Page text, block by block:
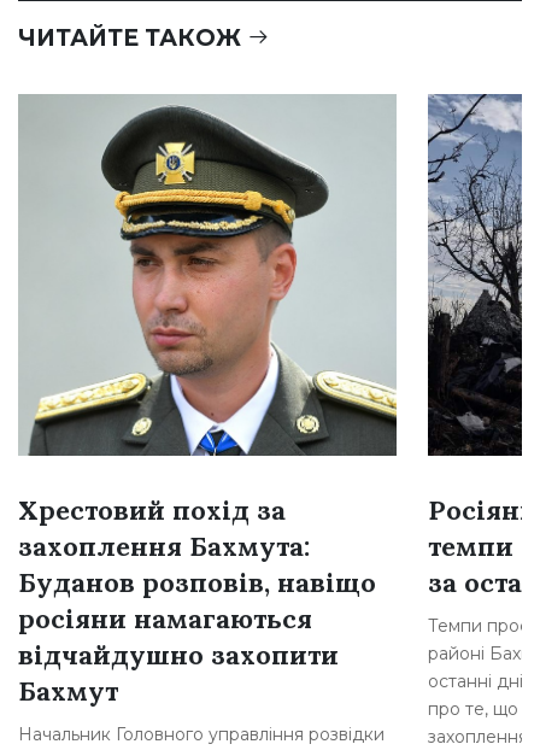
ЧИТАЙТЕ ТАКОЖ
Хрестовий похід за
захоплення Бахмута:
Буданов розповів, навіщо
росіяни намагаються
відчайдушно захопити
Бахмут
Начальник Головного управління розвідки
темпи
за
Темпи
районі
останні
про те, що
захоплення